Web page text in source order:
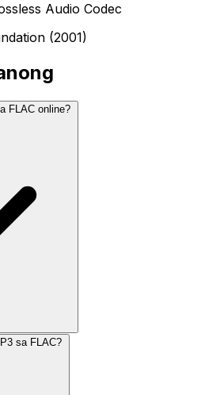
Audio Codec
(2001)
FLAC online?
sa FLAC?